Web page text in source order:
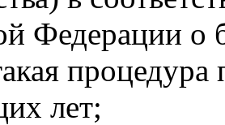
Федерации о
процедура
лет;